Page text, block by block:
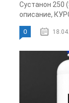
Сустанон 250
описание,
0